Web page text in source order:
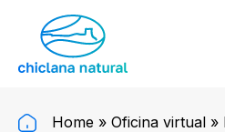
Home » Oficina virtual »